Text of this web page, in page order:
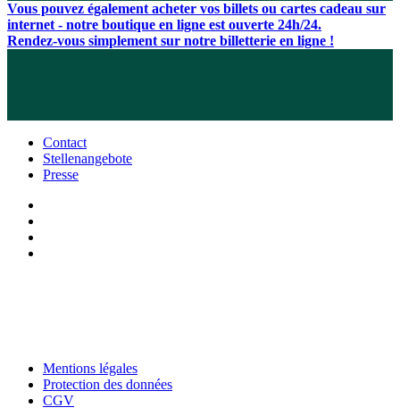
Vous pouvez également acheter vos billets ou cartes cadeau sur
internet - notre boutique en ligne est ouverte 24h/24.
Rendez-vous simplement sur notre billetterie en ligne !
Contact
Stellenangebote
Presse
Mentions légales
Protection des données
CGV